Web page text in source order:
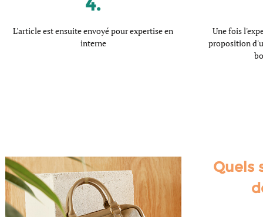
L'article est ensuite envoyé pour expertise en
interne
Une fois
proposition
Quels